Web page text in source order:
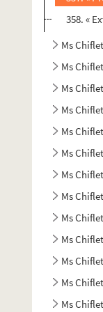
358. «
Ms
Ms
Ms
Ms
Ms
Ms
Ms
Ms
Ms
Ms
Ms
Ms
Ms